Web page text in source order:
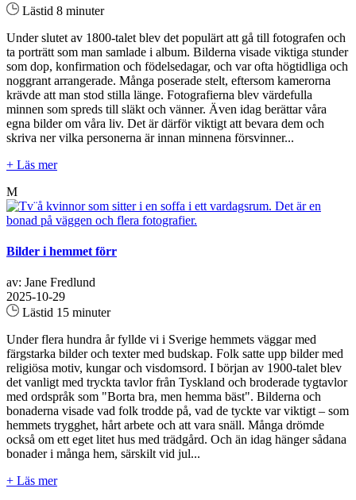
Lästid 8 minuter
Under slutet av 1800-talet blev det populärt att gå till fotografen och
ta porträtt som man samlade i album. Bilderna visade viktiga stunder
som dop, konfirmation och födelsedagar, och var ofta högtidliga och
noggrant arrangerade. Många poserade stelt, eftersom kamerorna
krävde att man stod stilla länge. Fotografierna blev värdefulla
minnen som spreds till släkt och vänner. Även idag berättar våra
egna bilder om våra liv. Det är därför viktigt att bevara dem och
skriva ner vilka personerna är innan minnena försvinner...
+ Läs mer
M
Bilder i hemmet förr
av: Jane Fredlund
2025-10-29
Lästid 15 minuter
Under flera hundra år fyllde vi i Sverige hemmets väggar med
färgstarka bilder och texter med budskap. Folk satte upp bilder med
religiösa motiv, kungar och visdomsord. I början av 1900-talet blev
det vanligt med tryckta tavlor från Tyskland och broderade tygtavlor
med ordspråk som "Borta bra, men hemma bäst". Bilderna och
bonaderna visade vad folk trodde på, vad de tyckte var viktigt – som
hemmets trygghet, hårt arbete och att vara snäll. Många drömde
också om ett eget litet hus med trädgård. Och än idag hänger sådana
bonader i många hem, särskilt vid jul...
+ Läs mer